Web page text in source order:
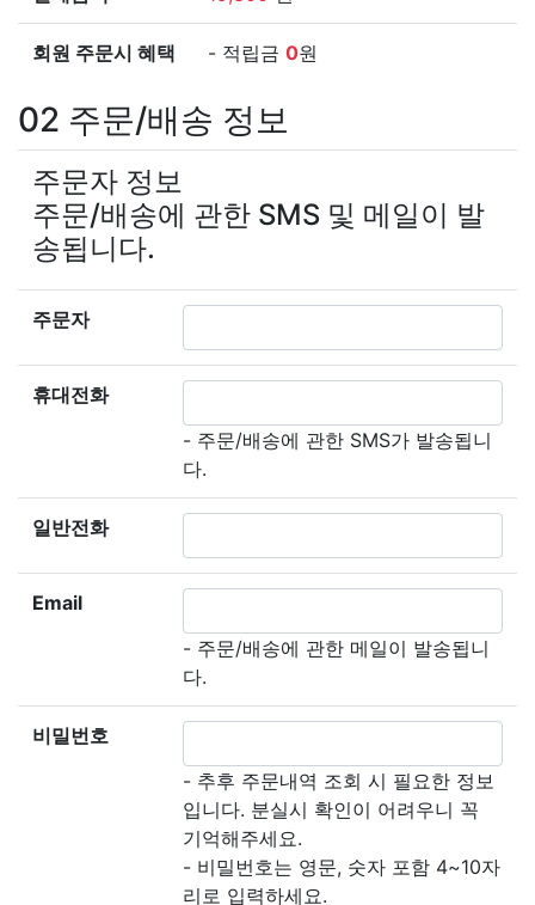
회원 주문시 혜택 - 적립금 0원
02 주문/배송 정보
주문자 정보
주문/배송에 관한 SMS 및 메일이 발
송됩니다.
주문자
휴대전화
- 주문/배송에 관한 SMS가 발송됩니
다.
일반전화
Email
- 주문/배송에 관한 메일이 발송됩니
다.
비밀번호
- 추후 주문내역 조회 시 필요한 정보
입니다. 분실시 확인이 어려우니 꼭
기억해주세요.
- 비밀번호는 영문, 숫자 포함 4~10자
리로 입력하세요.